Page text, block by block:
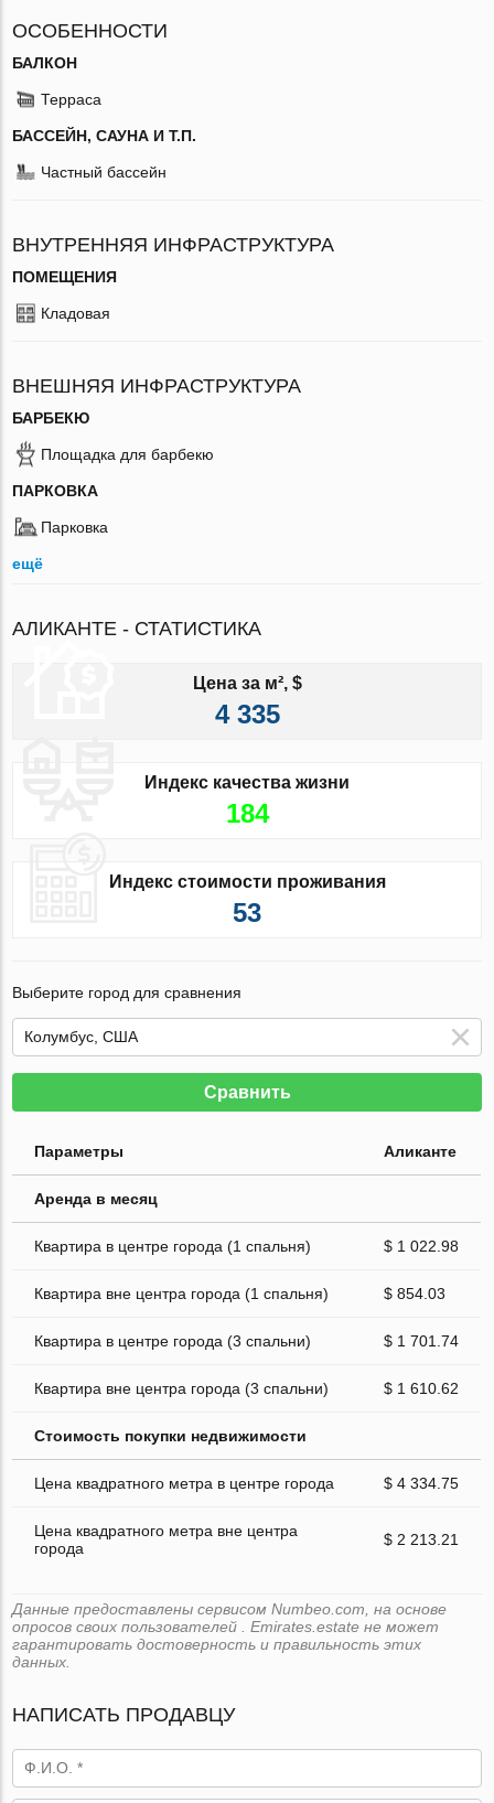
ОСОБЕННОСТИ
БАЛКОН
Терраса
БАССЕЙН, САУНА И Т.П.
Частный бассейн
ВНУТРЕННЯЯ ИНФРАСТРУКТУРА
ПОМЕЩЕНИЯ
Кладовая
ВНЕШНЯЯ ИНФРАСТРУКТУРА
БАРБЕКЮ
Площадка для барбекю
ПАРКОВКА
Парковка
ещё
АЛИКАНТЕ - СТАТИСТИКА
Цена за м², $
4 335
Индекс качества жизни
184
Индекс стоимости проживания
53
Выберите город для сравнения
Сравнить
Параметры Аликанте
Аренда в месяц
Квартира в центре города (1 спальня) $ 1 022.98
Квартира вне центра города (1 спальня) $ 854.03
Квартира в центре города (3 спальни) $ 1 701.74
Квартира вне центра города (3 спальни) $ 1 610.62
Стоимость покупки недвижимости
Цена квадратного метра в центре города $ 4 334.75
Цена квадратного метра вне центра
города
$ 2 213.21
Данные предоставлены сервисом Numbeo.com, на основе
опросов своих пользователей . Emirates.estate не может
гарантировать достоверность и правильность этих
данных.
НАПИСАТЬ ПРОДАВЦУ